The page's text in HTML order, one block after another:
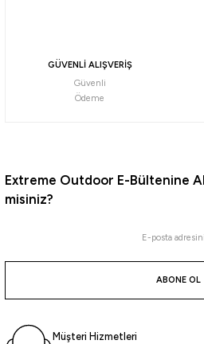
GÜVENLİ ALIŞVERİŞ
Güvenli
Ödeme
Extreme Outdoor E-Bültenine
misiniz?
ABONE OL
Müşteri Hizmetleri